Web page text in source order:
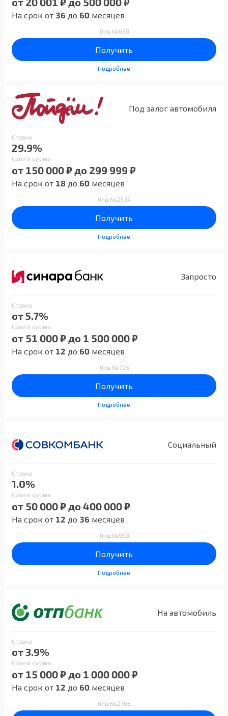
На срок от 36 до 60 месяцев
Лиц №650
Получить
Подробнее
Под залог автомобиля
Ставка
29.9%
Срок и сумма
от 150 000 ₽ до 299 999 ₽
На срок от 18 до 60 месяцев
Лиц №2534
Получить
Подробнее
Запросто
Ставка
от 5.7%
Срок и сумма
от 51 000 ₽ до 1 500 000 ₽
На срок от 12 до 60 месяцев
Лиц №705
Получить
Подробнее
Социальный
Ставка
1.0%
Срок и сумма
от 50 000 ₽ до 400 000 ₽
На срок от 12 до 36 месяцев
Лиц №963
Получить
Подробнее
На автомобиль
Ставка
от 3.9%
Срок и сумма
от 15 000 ₽ до 1 000 000 ₽
На срок от 12 до 60 месяцев
Лиц №2766